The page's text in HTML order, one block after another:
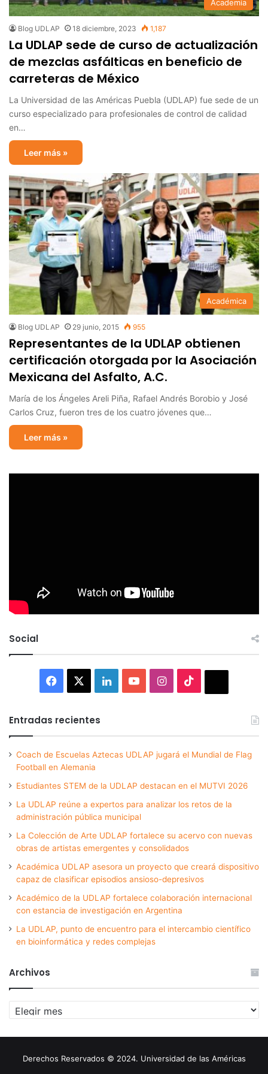
Academia
Blog UDLAP 18 diciembre, 2023 1,187
La UDLAP sede de curso de actualización
de mezclas asfálticas en beneficio de
carreteras de México
La Universidad de las Américas Puebla (UDLAP) fue sede de un
curso especializado para profesionales de control de calidad
en…
Leer más »
Académica
Blog UDLAP 29 junio, 2015 955
Representantes de la UDLAP obtienen
certificación otorgada por la Asociación
Mexicana del Asfalto, A.C.
María de los Ángeles Areli Piña, Rafael Andrés Borobio y José
Carlos Cruz, fueron tres de los cuatro jóvenes que…
Leer más »
Social
Facebook LinkedInYouTubeInstagram
Entradas recientes
Coach de Escuelas Aztecas UDLAP jugará el Mundial de Flag
Football en Alemania
Estudiantes STEM de la UDLAP destacan en el MUTVI 2026
La UDLAP reúne a expertos para analizar los retos de la
administración pública municipal
La Colección de Arte UDLAP fortalece su acervo con nuevas
obras de artistas emergentes y consolidados
Académica UDLAP asesora un proyecto que creará dispositivo
capaz de clasificar episodios ansioso-depresivos
Académico de la UDLAP fortalece colaboración internacional
con estancia de investigación en Argentina
La UDLAP, punto de encuentro para el intercambio científico
en bioinformática y redes complejas
Archivos
Archivos
Derechos Reservados © 2024. Universidad de las Américas